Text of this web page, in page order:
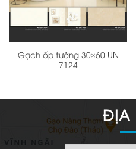
Gạch ốp tường 30×60 UN
7124
ĐỊA